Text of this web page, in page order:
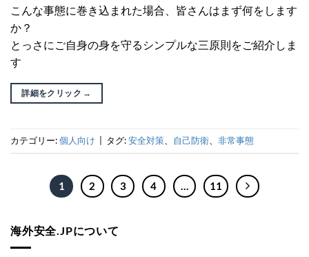
こんな事態に巻き込まれた場合、皆さんはまず何をします
か？
とっさにご自身の身を守るシンプルな三原則をご紹介しま
す
詳細をクリック →
カテゴリー:個人向け タグ:安全対策 自己防衛 非常事態
1 2 3 4 … 11
海外安全.JPについて